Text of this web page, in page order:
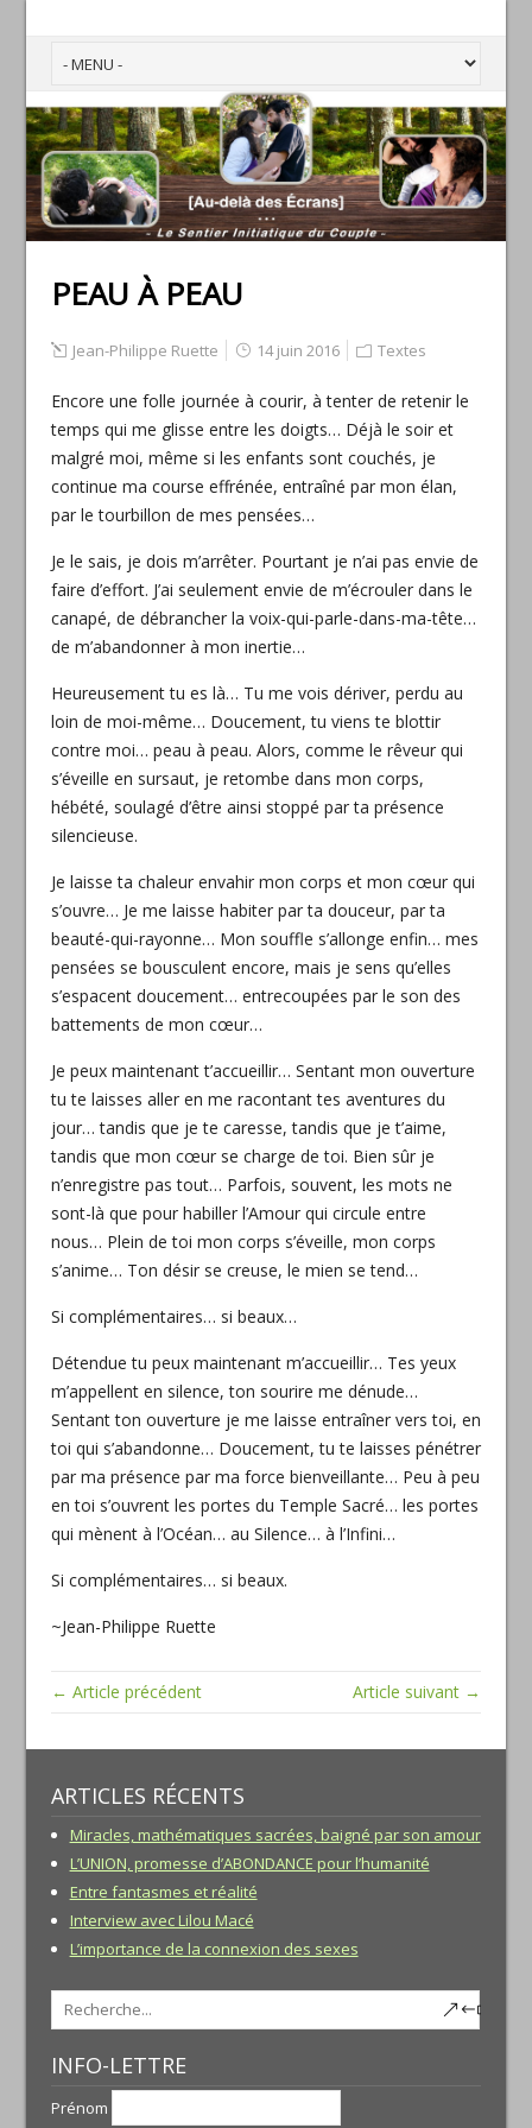
PEAU À PEAU
Jean-Philippe Ruette 14 juin 2016 Textes
Encore une folle journée à courir, à tenter de retenir le
temps qui me glisse entre les doigts… Déjà le soir et
malgré moi, même si les enfants sont couchés, je
continue ma course effrénée, entraîné par mon élan,
par le tourbillon de mes pensées…
Je le sais, je dois m’arrêter. Pourtant je n’ai pas envie de
faire d’effort. J’ai seulement envie de m’écrouler dans le
canapé, de débrancher la voix-qui-parle-dans-ma-tête…
de m’abandonner à mon inertie…
Heureusement tu es là… Tu me vois dériver, perdu au
loin de moi-même… Doucement, tu viens te blottir
contre moi… peau à peau. Alors, comme le rêveur qui
s’éveille en sursaut, je retombe dans mon corps,
hébété, soulagé d’être ainsi stoppé par ta présence
silencieuse.
Je laisse ta chaleur envahir mon corps et mon cœur qui
s’ouvre… Je me laisse habiter par ta douceur, par ta
beauté-qui-rayonne… Mon souffle s’allonge enfin… mes
pensées se bousculent encore, mais je sens qu’elles
s’espacent doucement… entrecoupées par le son des
battements de mon cœur…
Je peux maintenant t’accueillir… Sentant mon ouverture
tu te laisses aller en me racontant tes aventures du
jour… tandis que je te caresse, tandis que je t’aime,
tandis que mon cœur se charge de toi. Bien sûr je
n’enregistre pas tout… Parfois, souvent, les mots ne
sont-là que pour habiller l’Amour qui circule entre
nous… Plein de toi mon corps s’éveille, mon corps
s’anime… Ton désir se creuse, le mien se tend…
Si complémentaires… si beaux…
Détendue tu peux maintenant m’accueillir… Tes yeux
m’appellent en silence, ton sourire me dénude…
Sentant ton ouverture je me laisse entraîner vers toi, en
toi qui s’abandonne… Doucement, tu te laisses pénétrer
par ma présence par ma force bienveillante… Peu à peu
en toi s’ouvrent les portes du Temple Sacré… les portes
qui mènent à l’Océan… au Silence… à l’Infini…
Si complémentaires… si beaux.
~Jean-Philippe Ruette
← Article précédent Article suivant →
ARTICLES RÉCENTS
Miracles, mathématiques sacrées, baigné par son amour
L’UNION, promesse d’ABONDANCE pour l’humanité
Entre fantasmes et réalité
Interview avec Lilou Macé
L’importance de la connexion des sexes
INFO-LETTRE
Prénom